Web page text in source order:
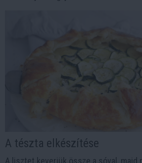
A tészta elkészítése